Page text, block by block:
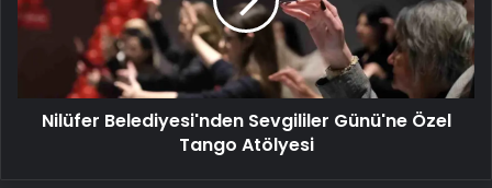
Özel
Tango
Nilüfer Belediyesi'nden Sevgililer Günü'ne Özel
Tango Atölyesi